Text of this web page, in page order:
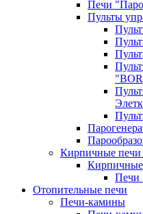
Печи
Пульты
Кирпичные печи
Отопительные печи
Печи-камины